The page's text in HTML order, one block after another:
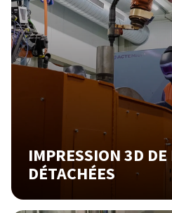
IMPRESSION 3D DE
DÉTACHÉES